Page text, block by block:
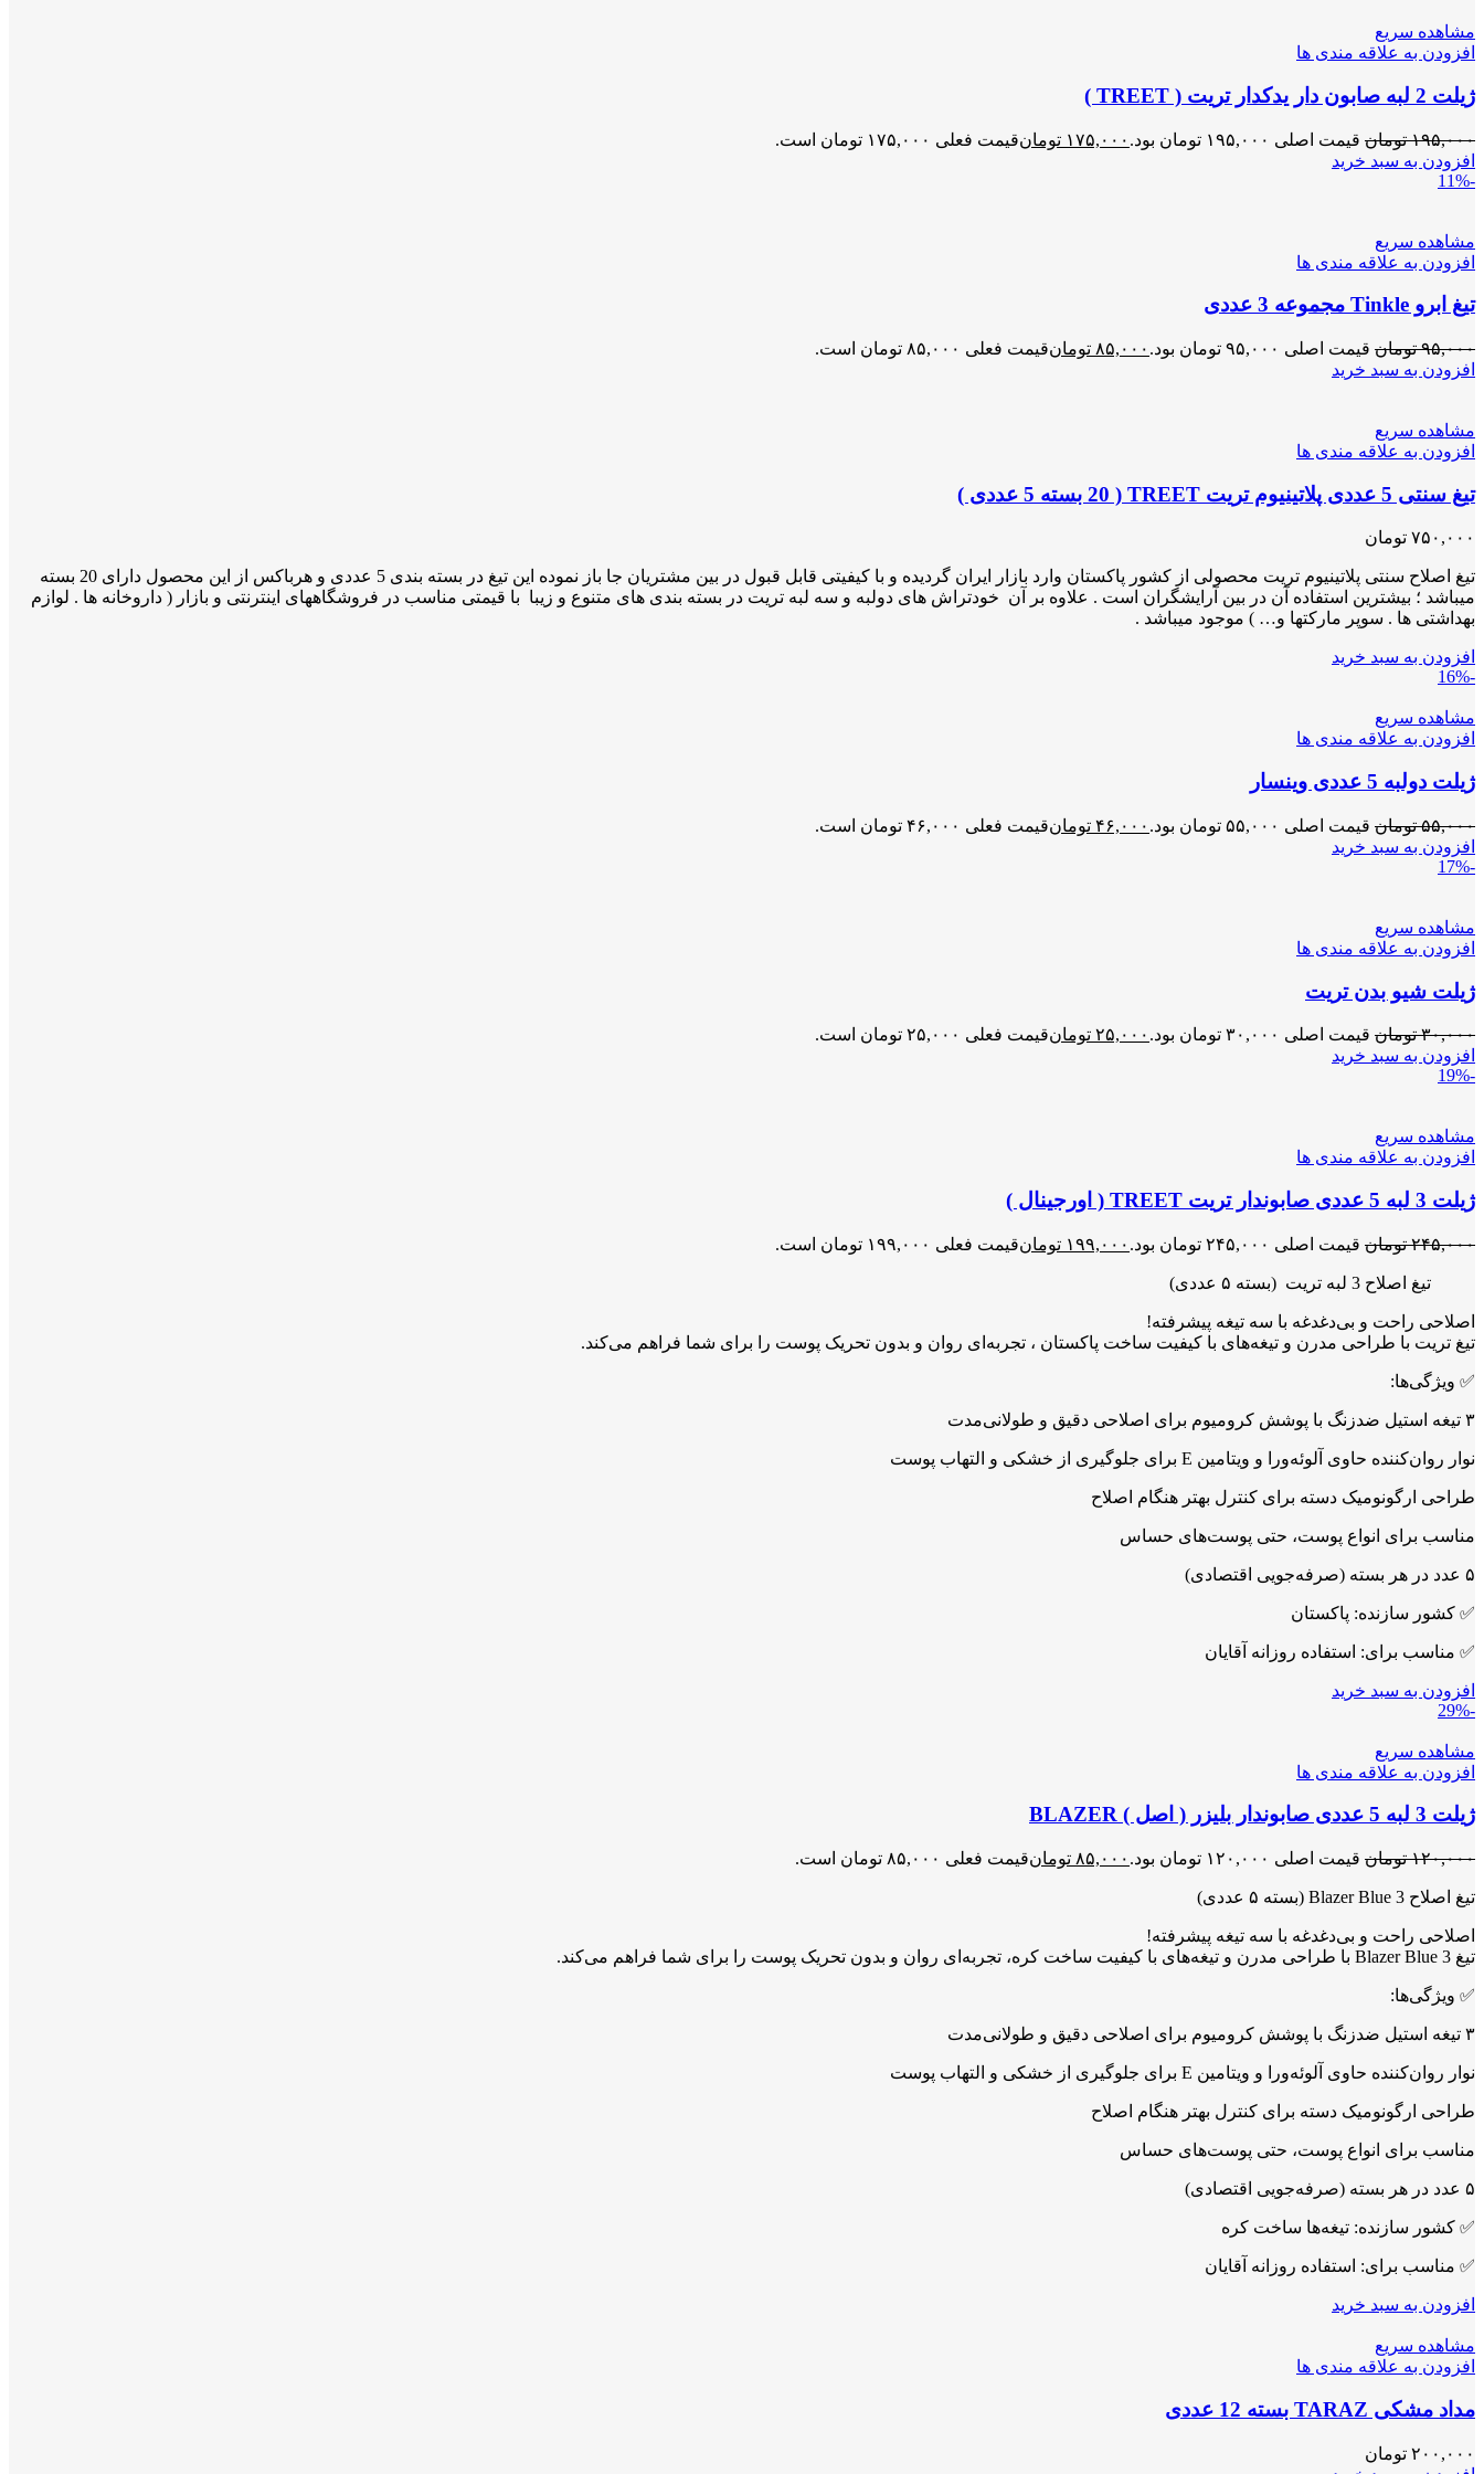
مشاهده سریع
افزودن به علاقه مندی ها
ژیلت 2 لبه صابون دار یدکدار تریت ( TREET )
۱۹۵,۰۰۰ تومان قیمت اصلی ۱۹۵,۰۰۰ تومان بود. ۱۷۵,۰۰۰ تومانقیمت فعلی ۱۷۵,۰۰۰ تومان است.
افزودن به سبد خرید
-11%
مشاهده سریع
افزودن به علاقه مندی ها
تیغ ابرو Tinkle مجموعه 3 عددی
۹۵,۰۰۰ تومان قیمت اصلی ۹۵,۰۰۰ تومان بود. ۸۵,۰۰۰ تومانقیمت فعلی ۸۵,۰۰۰ تومان است.
افزودن به سبد خرید
مشاهده سریع
افزودن به علاقه مندی ها
تیغ سنتی 5 عددی پلاتینیوم تریت TREET ( 20 بسته 5 عددی )
۷۵۰,۰۰۰ تومان
تیغ اصلاح سنتی پلاتینیوم تریت محصولی از کشور پاکستان وارد بازار ایران گردیده و با کیفیتی قابل قبول در بین مشتریان جا باز نموده این تیغ در بسته بندی 5 عددی و هرباکس از این محصول دارای 20 بسته
میباشد ؛ بیشترین استفاده آن در بین آرایشگران است . علاوه بر آن خودتراش های دولبه و سه لبه تریت در بسته بندی های متنوع و زیبا با قیمتی مناسب در فروشگاههای اینترنتی و بازار ( داروخانه ها . لوازم
بهداشتی ها . سوپر مارکتها و… ) موجود میباشد .
افزودن به سبد خرید
-16%
مشاهده سریع
افزودن به علاقه مندی ها
ژیلت دولبه 5 عددی وینسار
۵۵,۰۰۰ تومان قیمت اصلی ۵۵,۰۰۰ تومان بود. ۴۶,۰۰۰ تومانقیمت فعلی ۴۶,۰۰۰ تومان است.
افزودن به سبد خرید
-17%
مشاهده سریع
افزودن به علاقه مندی ها
ژیلت شیو بدن تریت
۳۰,۰۰۰ تومان قیمت اصلی ۳۰,۰۰۰ تومان بود. ۲۵,۰۰۰ تومانقیمت فعلی ۲۵,۰۰۰ تومان است.
افزودن به سبد خرید
-19%
مشاهده سریع
افزودن به علاقه مندی ها
ژیلت 3 لبه 5 عددی صابوندار تریت TREET ( اورجینال )
۲۴۵,۰۰۰ تومان قیمت اصلی ۲۴۵,۰۰۰ تومان بود. ۱۹۹,۰۰۰ تومانقیمت فعلی ۱۹۹,۰۰۰ تومان است.
تیغ اصلاح 3 لبه تریت (بسته ۵ عددی)
اصلاحی راحت و بی‌دغدغه با سه تیغه پیشرفته!
تیغ تریت با طراحی مدرن و تیغه‌های با کیفیت ساخت پاکستان ، تجربه‌ای روان و بدون تحریک پوست را برای شما فراهم می‌کند.
✅ ویژگی‌ها:
۳ تیغه استیل ضدزنگ با پوشش کرومیوم برای اصلاحی دقیق و طولانی‌مدت
نوار روان‌کننده حاوی آلوئه‌ورا و ویتامین E برای جلوگیری از خشکی و التهاب پوست
طراحی ارگونومیک دسته برای کنترل بهتر هنگام اصلاح
مناسب برای انواع پوست، حتی پوست‌های حساس
۵ عدد در هر بسته (صرفه‌جویی اقتصادی)
✅ کشور سازنده: پاکستان
✅ مناسب برای: استفاده روزانه آقایان
افزودن به سبد خرید
-29%
مشاهده سریع
افزودن به علاقه مندی ها
ژیلت 3 لبه 5 عددی صابوندار بلیزر ( اصل ) BLAZER
۱۲۰,۰۰۰ تومان قیمت اصلی ۱۲۰,۰۰۰ تومان بود. ۸۵,۰۰۰ تومانقیمت فعلی ۸۵,۰۰۰ تومان است.
تیغ اصلاح Blazer Blue 3 (بسته ۵ عددی)
اصلاحی راحت و بی‌دغدغه با سه تیغه پیشرفته!
تیغ Blazer Blue 3 با طراحی مدرن و تیغه‌های با کیفیت ساخت کره، تجربه‌ای روان و بدون تحریک پوست را برای شما فراهم می‌کند.
✅ ویژگی‌ها:
۳ تیغه استیل ضدزنگ با پوشش کرومیوم برای اصلاحی دقیق و طولانی‌مدت
نوار روان‌کننده حاوی آلوئه‌ورا و ویتامین E برای جلوگیری از خشکی و التهاب پوست
طراحی ارگونومیک دسته برای کنترل بهتر هنگام اصلاح
مناسب برای انواع پوست، حتی پوست‌های حساس
۵ عدد در هر بسته (صرفه‌جویی اقتصادی)
✅ کشور سازنده: تیغه‌ها ساخت کره
✅ مناسب برای: استفاده روزانه آقایان
افزودن به سبد خرید
مشاهده سریع
افزودن به علاقه مندی ها
مداد مشکی TARAZ بسته 12 عددی
۲۰۰,۰۰۰ تومان